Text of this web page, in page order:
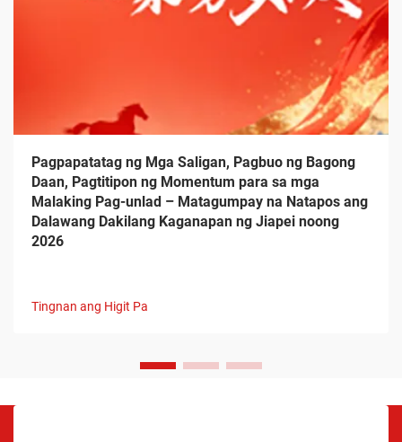
Pagpapatatag ng Mga Saligan, Pagbuo ng Bagong
Daan, Pagtitipon ng Momentum para sa mga
Malaking Pag-unlad – Matagumpay na Natapos ang
Dalawang Dakilang Kaganapan ng Jiapei noong
2026
Tingnan ang Higit Pa